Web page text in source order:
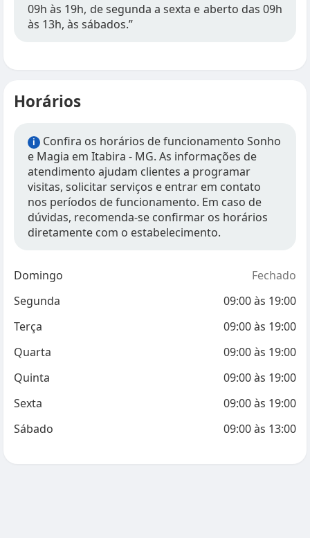
09h às 19h, de segunda a sexta e aberto das 09h
às 13h, às sábados.”
Horários
i
Confira os horários de funcionamento Sonho
e Magia em Itabira - MG. As informações de
atendimento ajudam clientes a programar
visitas, solicitar serviços e entrar em contato
nos períodos de funcionamento. Em caso de
dúvidas, recomenda-se confirmar os horários
diretamente com o estabelecimento.
Domingo
Fechado
Segunda
09:00às 19:00
Terça
09:00às 19:00
Quarta
09:00às 19:00
Quinta
09:00às 19:00
Sexta
09:00às 19:00
Sábado
09:00às 13:00